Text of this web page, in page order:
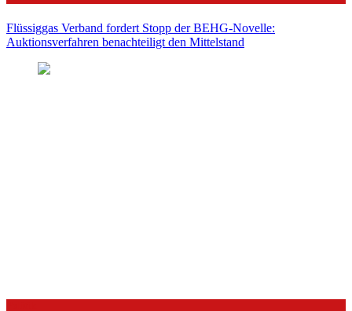
Flüssiggas Verband fordert Stopp der BEHG-Novelle:
Auktionsverfahren benachteiligt den Mittelstand